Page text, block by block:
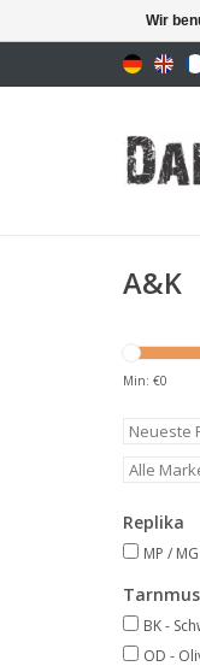
A&K
Min: €0
Replika
MP / MG
BK -
OD -
Wir